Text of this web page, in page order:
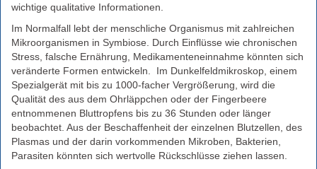
wichtige qualitative Informationen.
Im Normalfall lebt der menschliche Organismus mit zahlreichen
Mikroorganismen in Symbiose. Durch Einflüsse wie chronischen
Stress, falsche Ernährung, Medikamenteneinnahme könnten sich
veränderte Formen entwickeln. Im Dunkelfeldmikroskop, einem
Spezialgerät mit bis zu 1000-facher Vergrößerung, wird die
Qualität des aus dem Ohrläppchen oder der Fingerbeere
entnommenen Bluttropfens bis zu 36 Stunden oder länger
beobachtet. Aus der Beschaffenheit der einzelnen Blutzellen, des
Plasmas und der darin vorkommenden Mikroben, Bakterien,
Parasiten könnten sich wertvolle Rückschlüsse ziehen lassen.